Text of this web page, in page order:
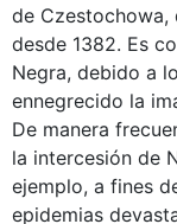
de Czestochowa,
desde 1382. Es
Negra, debido a
ennegrecido la
De manera
la intercesión de
ejemplo, a fines
epidemias